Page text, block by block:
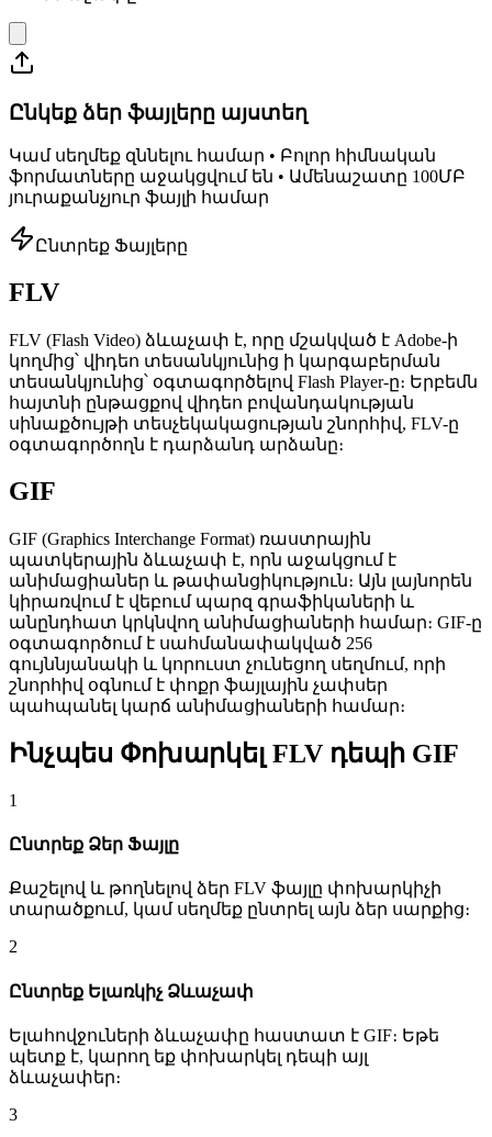
Ընկեք ձեր ֆայլերը այստեղ
Կամ սեղմեք զննելու համար • Բոլոր հիմնական
ֆորմատները աջակցվում են • Ամենաշատը 100ՄԲ
յուրաքանչյուր ֆայլի համար
Ընտրեք Ֆայլերը
FLV
FLV (Flash Video) ձևաչափ է, որը մշակված է Adobe-ի
կողմից՝ վիդեո տեսանկյունից ի կարգաբերման
տեսանկյունից՝ օգտագործելով Flash Player-ը։ Երբեմն
հայտնի ընթացքով վիդեո բովանդակության
սինաքծույթի տեսչեկակացության շնորհիվ, FLV-ը
օգտագործողն է դարձանդ արձանը։
GIF
GIF (Graphics Interchange Format) ռաստրային
պատկերային ձևաչափ է, որն աջակցում է
անիմացիաներ և թափանցիկություն։ Այն լայնորեն
կիրառվում է վեբում պարզ գրաֆիկաների և
անընդհատ կրկնվող անիմացիաների համար։ GIF-ը
օգտագործում է սահմանափակված 256
գույննյանակի և կորուստ չունեցող սեղմում, որի
շնորհիվ օգնում է փոքր ֆայլային չափսեր
պահպանել կարճ անիմացիաների համար։
Ինչպես Փոխարկել FLV դեպի GIF
1
Ընտրեք Ձեր Ֆայլը
Քաշելով և թողնելով ձեր FLV ֆայլը փոխարկիչի
տարածքում, կամ սեղմեք ընտրել այն ձեր սարքից։
2
Ընտրեք Ելառկիչ Ձևաչափ
Ելահովջուների ձևաչափը հաստատ է GIF։ Եթե
պետք է, կարող եք փոխարկել դեպի այլ
ձևաչափեր։
3